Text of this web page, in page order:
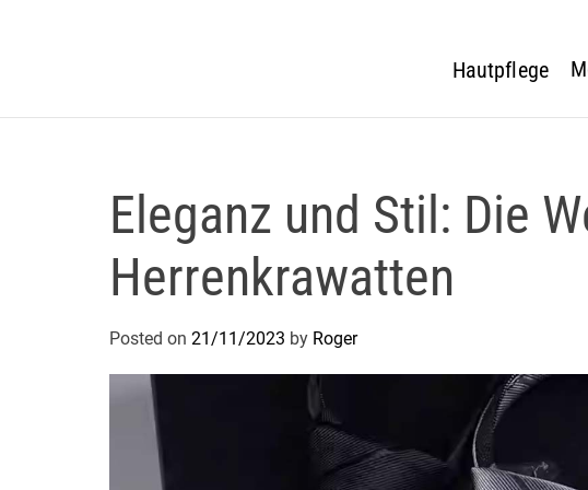
Hautpflege
Eleganz und Stil: Die
Herrenkrawatten
Posted on 21/11/2023 by Roger